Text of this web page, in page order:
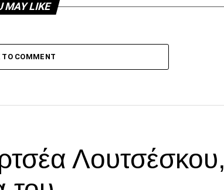
MAY LIKE
TO COMMENT
Λουτσέσκου,